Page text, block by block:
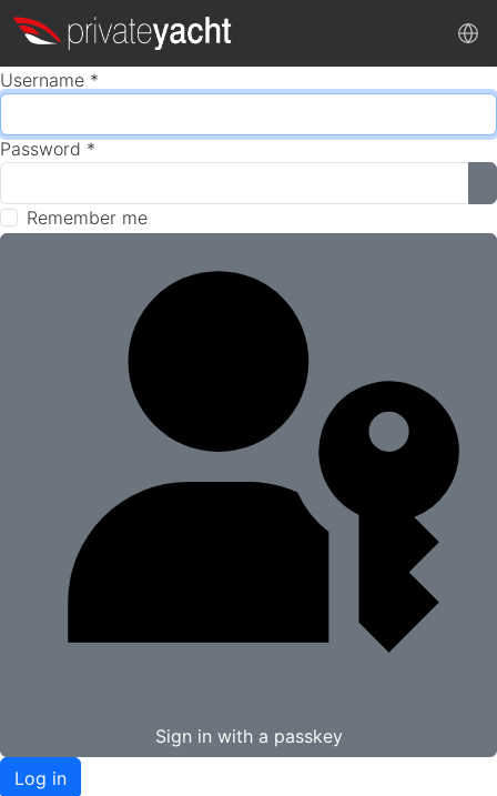
Username *
Password *
Remember me
Sign in with a passkey
Log in